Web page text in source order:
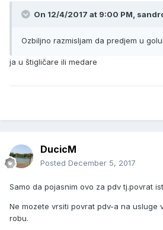
On 12/4/2017 at 9:00 PM,
Ozbiljno razmisljam da predjem u
ja u štigličare ili medare
DucicM
Posted December 5, 2017
Samo da pojasnim ovo za pdv tj.povrat
Ne mozete vrsiti povrat pdv-a na usluge
robu.